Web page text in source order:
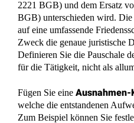
2221 BGB) und dem Ersatz
BGB) unterschieden wird.
auf eine umfassende
Zweck die genaue juristische
Definieren Sie die Pauschale
für die Tätigkeit, nicht als
Fügen Sie eine Ausnahmen-
welche die entstandenen
Zum Beispiel können Sie